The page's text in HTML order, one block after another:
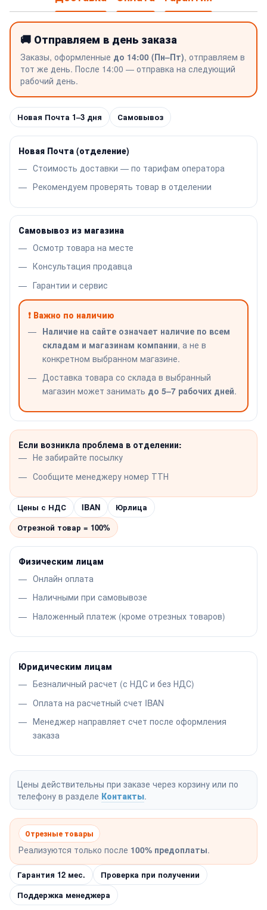
🚚 Отправляем в день заказа
Заказы, оформленные до 14:00 (Пн–Пт), отправляем в
тот же день. После 14:00 — отправка на следующий
рабочий день.
Новая Почта 1–3 дня Самовывоз
Новая Почта (отделение)
Стоимость доставки — по тарифам оператора
Рекомендуем проверять товар в отделении
Самовывоз из магазина
Осмотр товара на месте
Консультация продавца
Гарантии и сервис
❗ Важно по наличию
Наличие на сайте означает наличие по всем
складам и магазинам компании, а не в
конкретном выбранном магазине.
Доставка товара со склада в выбранный
магазин может занимать до 5–7 рабочих дней.
Если возникла проблема в отделении:
Не забирайте посылку
Сообщите менеджеру номер ТТН
Цены с НДС IBAN
Юрлица
Отрезной товар = 100%
Физическим лицам
Онлайн оплата
Наличными при самовывозе
Наложенный платеж (кроме отрезных товаров)
Юридическим лицам
Безналичный расчет (с НДС и без НДС)
Оплата на расчетный счет IBAN
Менеджер направляет счет после оформления
заказа
Цены действительны при заказе через корзину или по
телефону в разделе Контакты.
Отрезные товары
Реализуются только после 100% предоплаты.
Гарантия 12 мес.
Проверка при получении
Поддержка менеджера